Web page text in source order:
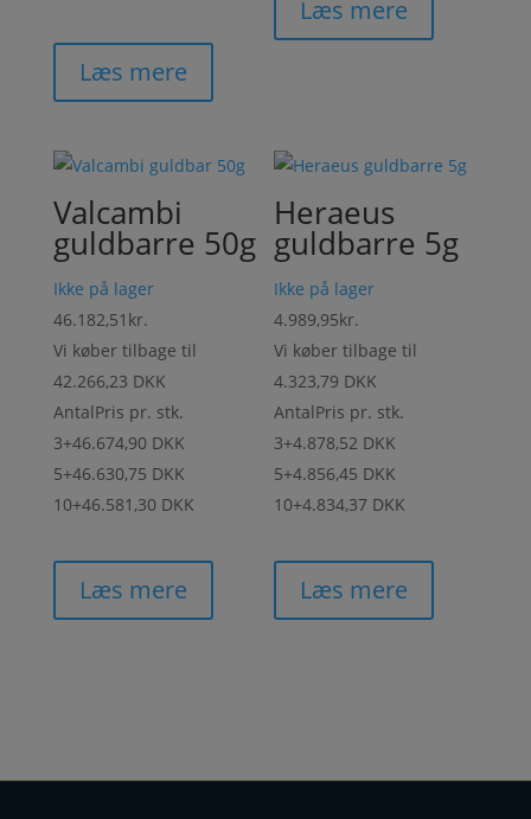
Læs mere
Læs mere
Valcambi
guldbarre 50g
Ikke på lager
46.182,51 kr.
Vi køber tilbage til
42.266,23 DKK
AntalPris pr. stk.
3+46.674,90 DKK
5+46.630,75 DKK
10+46.581,30 DKK
Læs mere
Heraeus
guldbarre 5g
Ikke på lager
4.989,95kr.
Vi køber tilbage til
4.323,79 DKK
AntalPris pr. stk.
3+4.878,52 DKK
5+4.856,45 DKK
10+4.834,37 DKK
Læs mere